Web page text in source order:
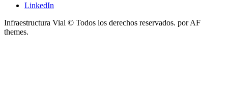
LinkedIn
Infraestructura Vial © Todos los derechos reservados. por AF
themes.